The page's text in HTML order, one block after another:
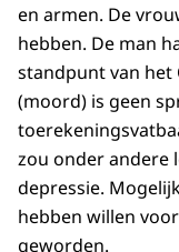
en armen. De
hebben. De man
standpunt van het
(moord) is geen
zou onder andere
depressie.
hebben willen
geworden.